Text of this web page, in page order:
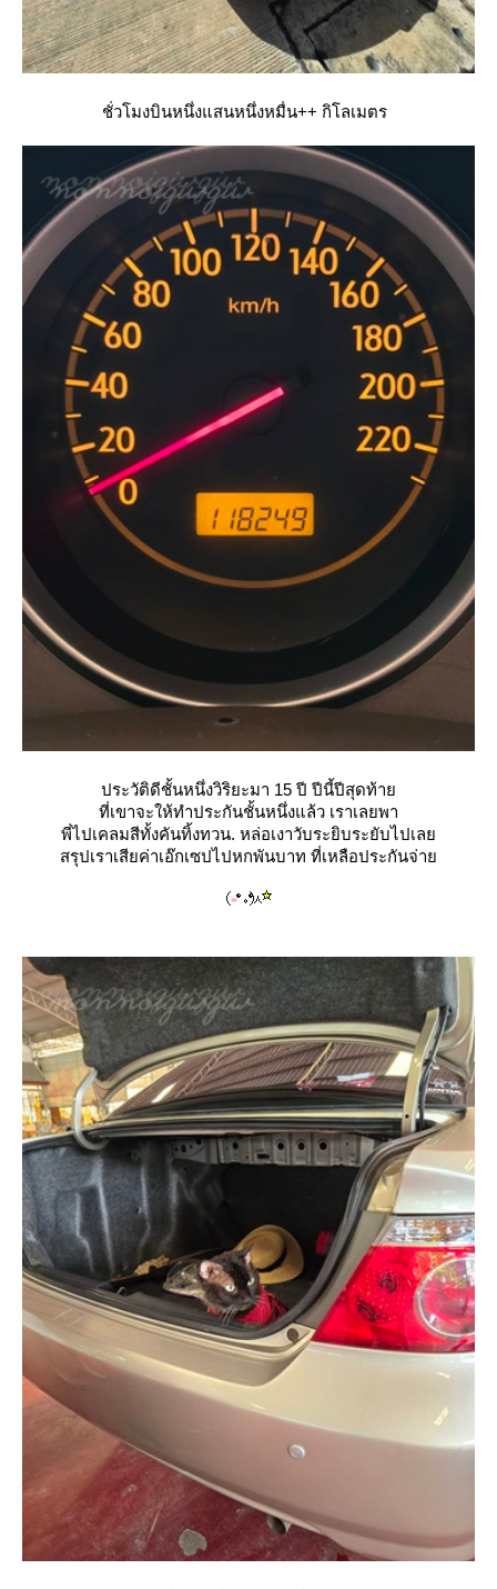
ชั่วโมงบินหนึ่งแสนหนึ่งหมื่น++ กิโลเมตร
ประวัติดีชั้นหนึ่งวิริยะมา 15 ปี ปีนี้ปีสุดท้า
ที่เขาจะให้ทำประกันชั้นหนึ่งแล้ว เราเลยพา
พี่ไปเคลมสีทั้งคันทิ้งทวน. หล่อเงาวับระยิบระยับไปเล
สรุปเราเสียค่าเอ๊กเซปไปหกพันบาท ที่เหลือประกันจ่า